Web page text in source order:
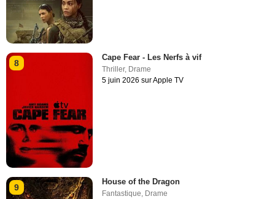
8
Cape Fear - Les Nerfs à vif
Thriller, Drame
5 juin 2026 sur Apple TV
9
House of the Dragon
Fantastique, Drame